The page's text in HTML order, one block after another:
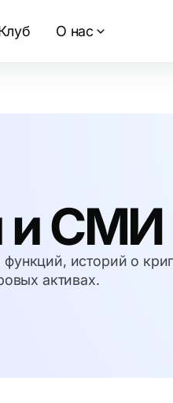
О нас
и СМИ
историй о
активах.